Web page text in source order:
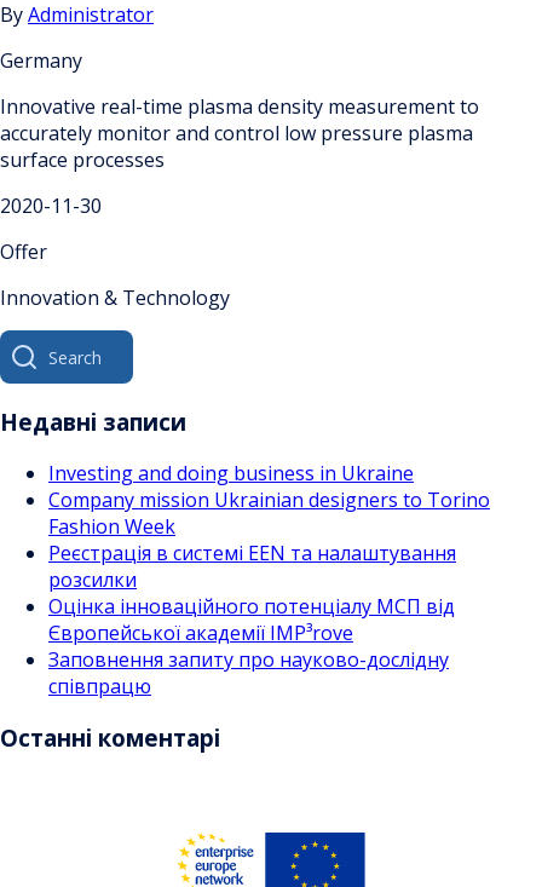
ByAdministrator
Germany
Innovative real-time plasma density measurement to
accurately monitor and control low pressure plasma
surface processes
2020-11-30
Offer
Innovation & Technology
Search
for:
Недавні записи
Investing and doing business in Ukraine
Company mission Ukrainian designers to Torino
Fashion Week
Реєстрація в системі EEN та налаштування
розсилки
Оцінка інноваційного потенціалу МСП від
Європейської академії IMP³rove
Заповнення запиту про науково-дослідну
співпрацю
Останні коментарі